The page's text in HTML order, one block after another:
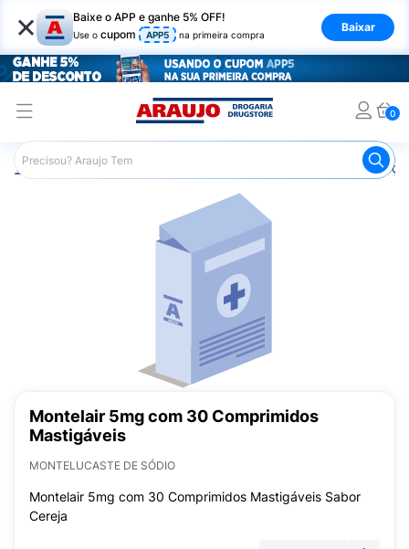
× Baixe o APP e ganhe 5% OFF!
Use o cupom APP5 na primeira compra
Baixar
0
Araujo Medicamentos Remédios para Alergias e
Montelair 5mg com 30 Comprimidos
Mastigáveis
MONTELUCASTE DE SÓDIO
Montelair 5mg com 30 Comprimidos Mastigáveis Sabor
Cereja